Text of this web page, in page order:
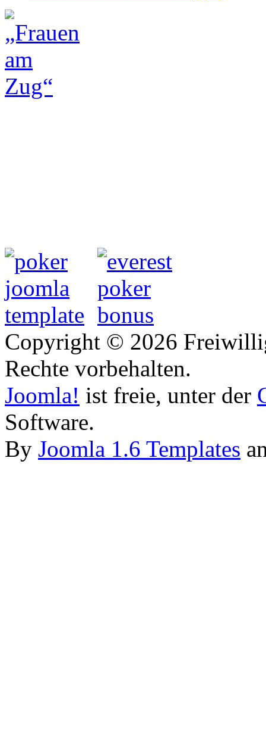
Copyright © 2026
Rechte vorbehalten.
Joomla! ist freie, unter der
Software.
By Joomla 1.6 Templates